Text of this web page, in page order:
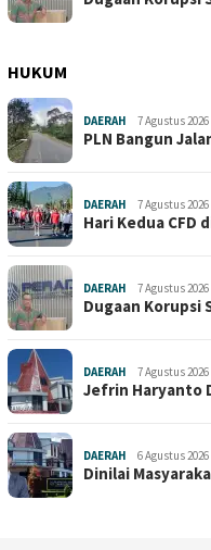
HUKUM
DAERAH 7 Agustus 2026
PLN Bangun
DAERAH 7 Agustus 2026
Hari Kedua CFD
DAERAH 7 Agustus 2026
Dugaan Korupsi
DAERAH 7 Agustus 2026
Jefrin Haryanto
DAERAH 6 Agustus 2026
Dinilai